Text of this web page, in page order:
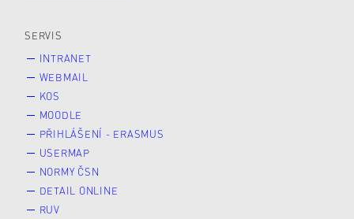
SERVIS
INTRANET
WEBMAIL
KOS
MOODLE
PŘIHLÁŠENÍ - ERASMUS
USERMAP
NORMY ČSN
DETAIL ONLINE
RUV